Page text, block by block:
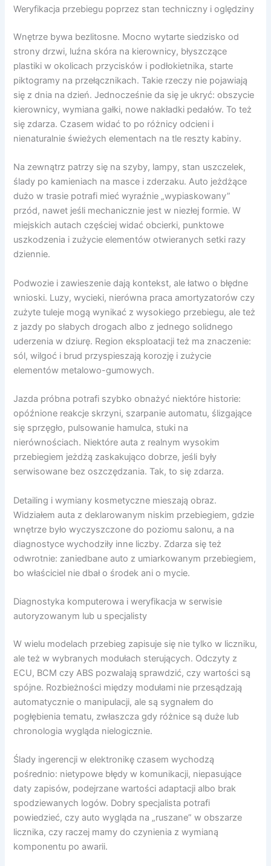
Weryfikacja przebiegu poprzez stan techniczny i oględziny
Wnętrze bywa bezlitosne. Mocno wytarte siedzisko od
strony drzwi, luźna skóra na kierownicy, błyszczące
plastiki w okolicach przycisków i podłokietnika, starte
piktogramy na przełącznikach. Takie rzeczy nie pojawiają
się z dnia na dzień. Jednocześnie da się je ukryć: obszycie
kierownicy, wymiana gałki, nowe nakładki pedałów. To też
się zdarza. Czasem widać to po różnicy odcieni i
nienaturalnie świeżych elementach na tle reszty kabiny.
Na zewnątrz patrzy się na szyby, lampy, stan uszczelek,
ślady po kamieniach na masce i zderzaku. Auto jeżdżące
dużo w trasie potrafi mieć wyraźnie „wypiaskowany”
przód, nawet jeśli mechanicznie jest w niezłej formie. W
miejskich autach częściej widać obcierki, punktowe
uszkodzenia i zużycie elementów otwieranych setki razy
dziennie.
Podwozie i zawieszenie dają kontekst, ale łatwo o błędne
wnioski. Luzy, wycieki, nierówna praca amortyzatorów czy
zużyte tuleje mogą wynikać z wysokiego przebiegu, ale też
z jazdy po słabych drogach albo z jednego solidnego
uderzenia w dziurę. Region eksploatacji też ma znaczenie:
sól, wilgoć i brud przyspieszają korozję i zużycie
elementów metalowo-gumowych.
Jazda próbna potrafi szybko obnażyć niektóre historie:
opóźnione reakcje skrzyni, szarpanie automatu, ślizgające
się sprzęgło, pulsowanie hamulca, stuki na
nierównościach. Niektóre auta z realnym wysokim
przebiegiem jeżdżą zaskakująco dobrze, jeśli były
serwisowane bez oszczędzania. Tak, to się zdarza.
Detailing i wymiany kosmetyczne mieszają obraz.
Widziałem auta z deklarowanym niskim przebiegiem, gdzie
wnętrze było wyczyszczone do poziomu salonu, a na
diagnostyce wychodziły inne liczby. Zdarza się też
odwrotnie: zaniedbane auto z umiarkowanym przebiegiem,
bo właściciel nie dbał o środek ani o mycie.
Diagnostyka komputerowa i weryfikacja w serwisie
autoryzowanym lub u specjalisty
W wielu modelach przebieg zapisuje się nie tylko w liczniku,
ale też w wybranych modułach sterujących. Odczyty z
ECU, BCM czy ABS pozwalają sprawdzić, czy wartości są
spójne. Rozbieżności między modułami nie przesądzają
automatycznie o manipulacji, ale są sygnałem do
pogłębienia tematu, zwłaszcza gdy różnice są duże lub
chronologia wygląda nielogicznie.
Ślady ingerencji w elektronikę czasem wychodzą
pośrednio: nietypowe błędy w komunikacji, niepasujące
daty zapisów, podejrzane wartości adaptacji albo brak
spodziewanych logów. Dobry specjalista potrafi
powiedzieć, czy auto wygląda na „ruszane” w obszarze
licznika, czy raczej mamy do czynienia z wymianą
komponentu po awarii.